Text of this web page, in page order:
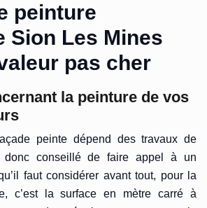
peinture
Sion Les Mines
pas cher
la peinture de vos
peinte dépend des travaux de
donc conseillé de faire appel à un
faut considérer avant tout, pour la
c’est la surface en mètre carré à